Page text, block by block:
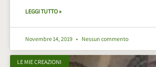
LEGGI TUTTO »
Novembre 14, 2019 Nessun commento
LE MIE CREAZIONI